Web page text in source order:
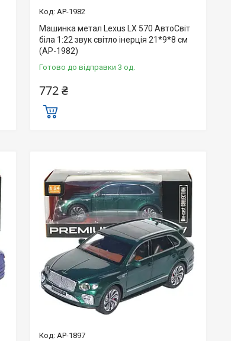
AP-1982
Машинка метал Lexus LX 570 АвтоСвіт
біла 1:22 звук світло інерція 21*9*8 см
(AP-1982)
Готово до відправки 3 од.
772 ₴
AP-1897